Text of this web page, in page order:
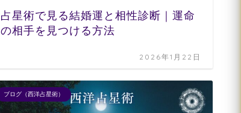
占星術で見る結婚運と相性診断｜運命
の相手を見つける方法
2026年1月22日
ブログ（西洋占星術）